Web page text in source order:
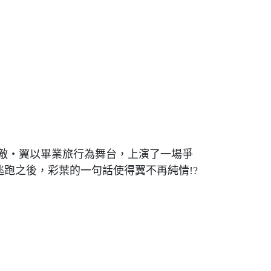
‧翼以畢業旅行為舞台，上演了一場爭
之後，彩葉的一句話使得翼不再純情!?